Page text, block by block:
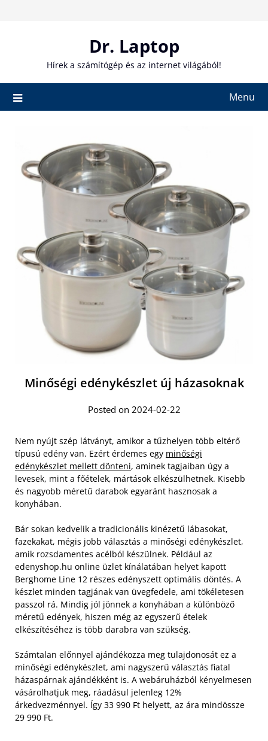
Dr. Laptop
Hírek a számítógép és az internet világából!
Menu
Minőségi edénykészlet új házasoknak
Posted on 2024-02-22
Nem nyújt szép látványt, amikor a tűzhelyen több eltérő
típusú edény van. Ezért érdemes egy minőségi
edénykészlet mellett dönteni, aminek tagjaiban úgy a
levesek, mint a főételek, mártások elkészülhetnek. Kisebb
és nagyobb méretű darabok egyaránt hasznosak a
konyhában.
Bár sokan kedvelik a tradicionális kinézetű lábasokat,
fazekakat, mégis jobb választás a minőségi edénykészlet,
amik rozsdamentes acélból készülnek. Például az
edenyshop.hu online üzlet kínálatában helyet kapott
Berghome Line 12 részes edényszett optimális döntés. A
készlet minden tagjának van üvegfedele, ami tökéletesen
passzol rá. Mindig jól jönnek a konyhában a különböző
méretű edények, hiszen még az egyszerű ételek
elkészítéséhez is több darabra van szükség.
Számtalan előnnyel ajándékozza meg tulajdonosát ez a
minőségi edénykészlet, ami nagyszerű választás fiatal
házaspárnak ajándékként is. A webáruházból kényelmesen
vásárolhatjuk meg, ráadásul jelenleg 12%
árkedvezménnyel. Így 33 990 Ft helyett, az ára mindössze
29 990 Ft.